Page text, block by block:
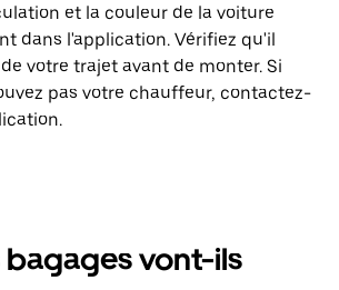
et la couleur de la voiture
dans l'application. Vérifiez qu'il
votre trajet avant de monter. Si
pas votre chauffeur, contactez-
bagages vont-ils